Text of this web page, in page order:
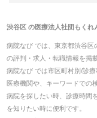
渋谷区の医療法人社団もくれ
病院なび では、 東京都渋谷区
の評判・求人・転職情報を掲
病院なび では市区町村別/診
医療機関や、キーワードでの
病院を探したい時、診療時間
を知りたい時に便利です。